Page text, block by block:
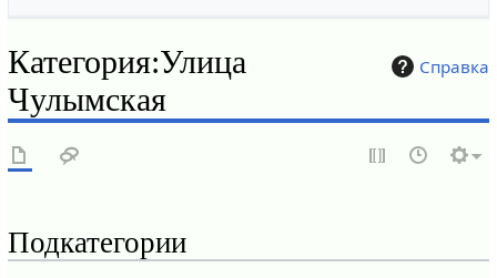
Справка
Категория:Улица
Чулымская
Подкатегории